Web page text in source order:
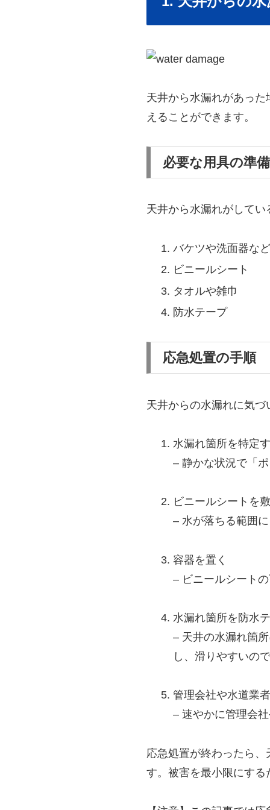
天井から水漏れがあっ
えることができます。
必要な用具の準備
天井から水漏れがして
バケツや洗面器な
ビニールシート
タオルや雑巾
防水テープ
応急処置の手順
天井からの水漏れに気
水漏れ箇所を特定
– 静かな状況で「
ビニールシートを
– 水が落ちる範囲
容器を置く
– ビニールシート
水漏れ箇所を防水
– 天井の水漏れ箇
し、滑りやすいの
管理会社や水道業
– 速やかに管理会
応急処置が終わったら
す。被害を最小限にす